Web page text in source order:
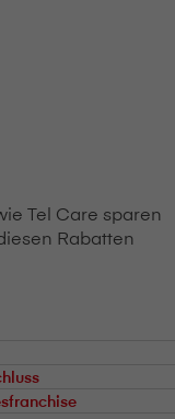
Tel Care sparen
Rabatten